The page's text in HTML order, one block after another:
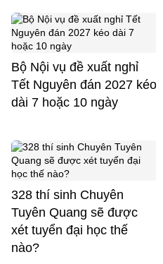
Bộ Nội vụ đề xuất nghỉ
Tết Nguyên đán 2027 kéo
dài 7 hoặc 10 ngày
328 thí sinh Chuyên
Tuyên Quang sẽ được
xét tuyển đại học thế
nào?